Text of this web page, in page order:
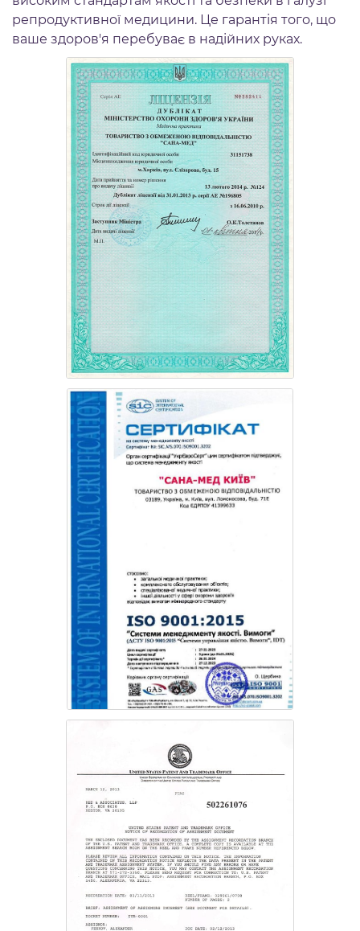
репродуктивної медицини. Це гарантія того, що
ваше здоров'я перебуває в надійних руках.